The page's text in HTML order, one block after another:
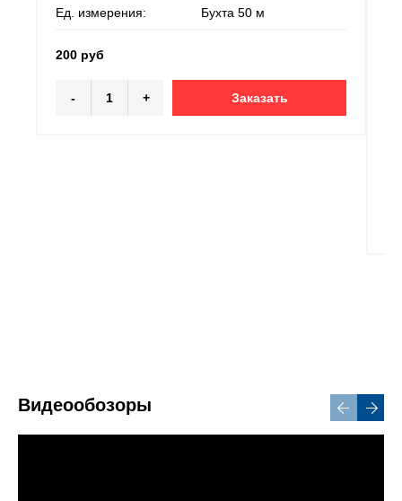
Ед. измерения: Бухта 50 м
200 руб
- + Заказать
Видеообозоры